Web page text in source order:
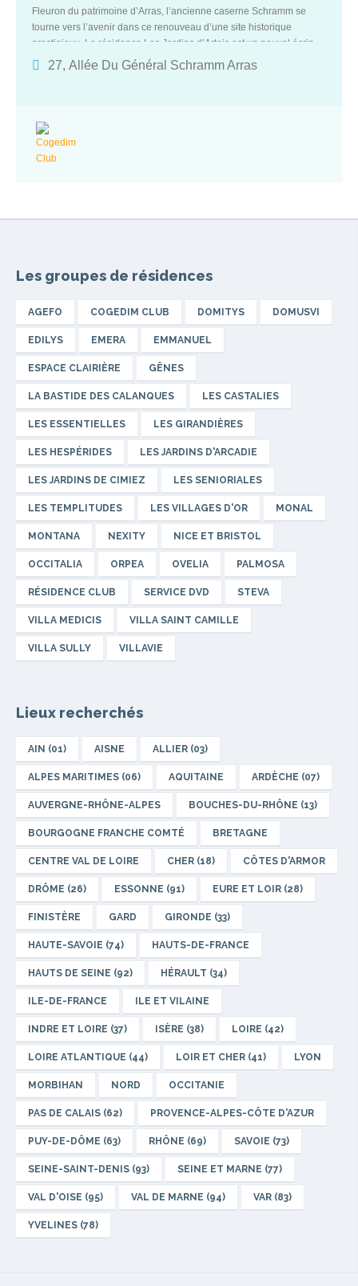
Fleuron du patrimoine d’Arras, l’ancienne caserne Schramm se
tourne vers l’avenir dans ce renouveau d’une site historique
prestigieux. La résidence Les Jardins d’Artois est un nouvel écrin
au cœur de la Ville. À cinq minutes de la rue principale du centre-
vie d’exception.
27, Allée Du Général Schramm Arras
Les groupes de résidences
AGEFO COGEDIM CLUB DOMITYS DOMUSVI
EDILYS EMERA EMMANUEL
ESPACE CLAIRIÈRE GÊNES
LA BASTIDE DES CALANQUES LES CASTALIES
LES ESSENTIELLES LES GIRANDIÈRES
LES HESPÉRIDES LES JARDINS D'ARCADIE
LES JARDINS DE CIMIEZ LES SENIORIALES
LES TEMPLITUDES LES VILLAGES D'OR MONAL
MONTANA NEXITY NICE ET BRISTOL
OCCITALIA ORPEA OVELIA PALMOSA
RÉSIDENCE CLUB SERVICE DVD STEVA
VILLA MEDICIS VILLA SAINT CAMILLE
VILLA SULLY VILLAVIE
Lieux recherchés
AIN (01) AISNE ALLIER (03)
ALPES MARITIMES (06) AQUITAINE ARDÈCHE (07)
AUVERGNE-RHÔNE-ALPES BOUCHES-DU-RHÔNE (13)
BOURGOGNE FRANCHE COMTÉ BRETAGNE
CENTRE VAL DE LOIRE CHER (18) CÔTES D'ARMOR
DRÔME (26) ESSONNE (91) EURE ET LOIR (28)
FINISTÈRE GARD GIRONDE (33)
HAUTE-SAVOIE (74) HAUTS-DE-FRANCE
HAUTS DE SEINE (92) HÉRAULT (34)
ILE-DE-FRANCE ILE ET VILAINE
INDRE ET LOIRE (37) ISÈRE (38) LOIRE (42)
LOIRE ATLANTIQUE (44) LOIR ET CHER (41) LYON
MORBIHAN NORD OCCITANIE
PAS DE CALAIS (62) PROVENCE-ALPES-CÔTE D'AZUR
PUY-DE-DÔME (63) RHÔNE (69) SAVOIE (73)
SEINE-SAINT-DENIS (93) SEINE ET MARNE (77)
VAL D'OISE (95) VAL DE MARNE (94) VAR (83)
YVELINES (78)